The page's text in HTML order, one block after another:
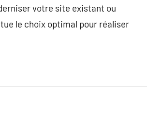
votre site existant ou
le choix optimal pour réaliser